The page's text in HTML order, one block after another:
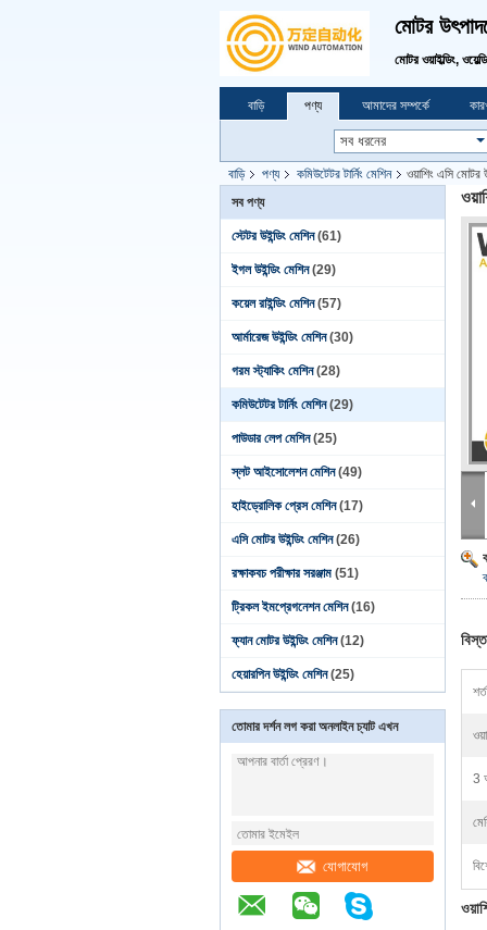
মোটর
মোটর ওয়াইল্ডিং,
বাড়ি পণ্য আমাদের সম্পর্কে
বাড়ি পণ্য কমিউটেটর টার্নিং মেশিন
ওয়াশিং এসি মোটর
সব পণ্য
স্টেটর উইন্ডিং মেশিন (61)
ইগল উইন্ডিং মেশিন (29)
কয়েল রাইন্ডিং মেশিন (57)
আর্মারেজ উইন্ডিং মেশিন (30)
গরম স্ট্যাকিং মেশিন (28)
কমিউটেটর টার্নিং মেশিন (29)
পাউডার লেপ মেশিন (25)
স্লট আইসোলেশন মেশিন (49)
হাইড্রোলিক প্রেস মেশিন (17)
এসি মোটর উইন্ডিং মেশিন (26)
রক্ষাকবচ পরীক্ষার সরঞ্জাম (51)
ট্রিকল ইমপ্রেগনেশন মেশিন (16)
ফ্যান মোটর উইন্ডিং মেশিন (12)
হেয়ারপিন উইন্ডিং মেশিন (25)
তোমার দর্শন লগ করা অনলাইন চ্যাট এখন
যোগাযোগ
3